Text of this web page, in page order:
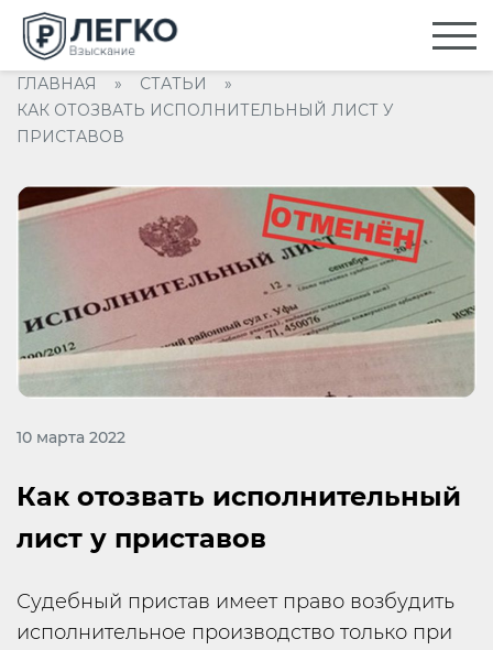
ГЛАВНАЯ » СТАТЬИ
»
КАК ОТОЗВАТЬ ИСПОЛНИТЕЛЬНЫЙ ЛИСТ У
ПРИСТАВОВ
10 марта 2022
Как отозвать исполнительный
лист у приставов
Судебный пристав имеет право возбудить
исполнительное производство только при